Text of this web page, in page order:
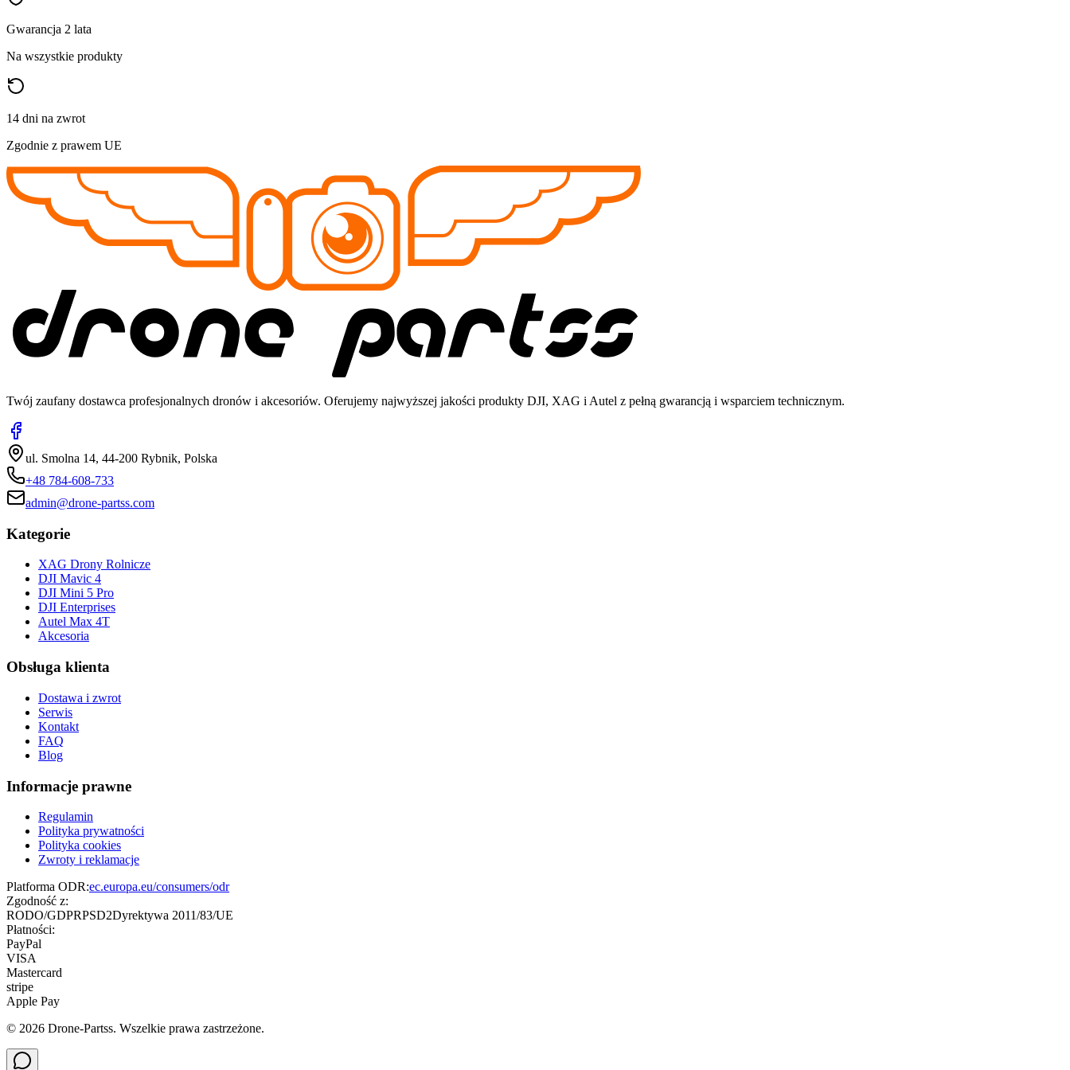
Gwarancja 2 lata
Na wszystkie produkty
14 dni na zwrot
Zgodnie z prawem UE
Twój zaufany dostawca profesjonalnych dronów i akcesoriów. Oferujemy najwyższej jakości produkty DJI, XAG i Autel z pełną gwarancją i wsparciem technicznym.
ul. Smolna 14, 44-200 Rybnik, Polska
+48 784-608-733
admin@drone-partss.com
Kategorie
XAG Drony Rolnicze
DJI Mavic 4
DJI Mini 5 Pro
DJI Enterprises
Autel Max 4T
Akcesoria
Obsługa klienta
Dostawa i zwrot
Serwis
Kontakt
FAQ
Blog
Informacje prawne
Regulamin
Polityka prywatności
Polityka cookies
Zwroty i reklamacje
Platforma ODR:ec.europa.eu/consumers/odr
Zgodność z:
RODO/GDPRPSD2Dyrektywa 2011/83/UE
Płatności:
PayPal
VISA
Mastercard
stripe
Apple Pay
© 2026 Drone-Partss. Wszelkie prawa zastrzeżone.